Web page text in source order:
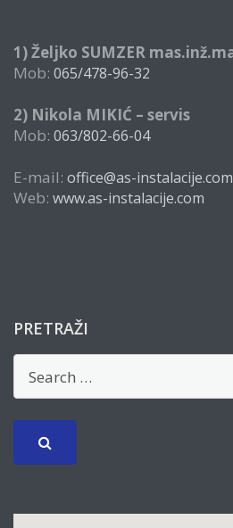
1) Željko SUMZER
Mob: 065/478-96-32
2) Nikola MIKIĆ – servis
Mob: 063/802-66-04
E-mail: office@as-instalacije.com
Web: www.as-instalacije.com
PRETRAŽI